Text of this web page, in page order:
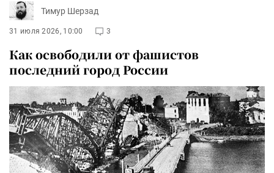
Тимур Шерзад
31 июля 2026, 10:00 3
Как освободили от фашистов
последний город России